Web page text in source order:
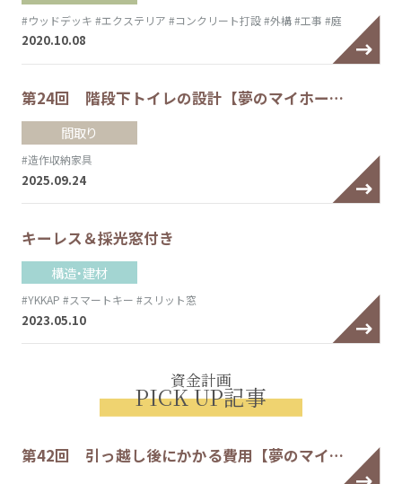
#ウッドデッキ #エクステリア #コンクリート打設#外構#工事 #庭
2020.10.08
第24回 階段下トイレの設計【夢のマイホー…
間取り
#造作収納家具
2025.09.24
キーレス＆採光窓付き
構造・建材
#YKKAP #スマートキー #スリット窓
2023.05.10
資金計画
PICK UP記事
第42回 引っ越し後にかかる費用【夢のマイ…